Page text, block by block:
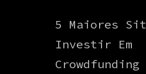
5 Maiores
Investir Em
Crowdfunding